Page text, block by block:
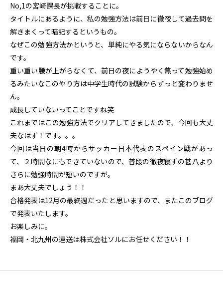
No,1の宮﨑課長が挑戦することに。
タイトルにあるように、私の勉強方法は前日に徹夜して過去問を
解きまくって暗記するというもの。
なぜこの勉強方法かというと、単純にやる気にならないからなん
です。
重い重い腰が上がらなくて、前日の夜にようやく焦って勉強始め
るみたいなこのやり方は中学生時代の試験からずっと変わりませ
ん。
成長していないってことですね笑
これまではこの勉強方法でクリアしてきましたので、今回も大丈
夫なはず！です。。。
今回は当日の朝4時からサッカー日本代表のスペイン戦があっ
て、２時間なにもできていないので、普段の徹夜寝ずの甚八より
さらに勉強時間が短いのですが。
まあ大丈夫でしょう！！
合格発表は12月の最終週だったと思いますので、またこのブログ
で発表いたします。
お楽しみに。
福岡・北九州の運送は株式会社ソルにお任せください！！